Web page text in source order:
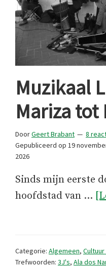
Muzikaal
Mariza tot
DoorGeert Brabant
8
Gepubliceerd op 19
2026
Sinds mijn eerste
hoofdstad van …
Categorie: Algemeen,
Trefwoorden: 3J's, Ala dos